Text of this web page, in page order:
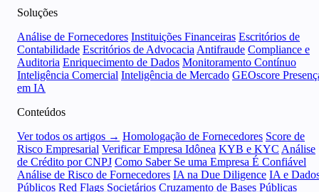
Soluções
Análise de Fornecedores Instituições Financeiras Escritórios de
Contabilidade Escritórios de Advocacia Antifraude Compliance e
Auditoria Enriquecimento de Dados Monitoramento Contínuo
Inteligência Comercial Inteligência de Mercado GEOscore
em IA
Conteúdos
Ver todos os artigos → Homologação de Fornecedores Score de
Risco Empresarial Verificar Empresa Idônea KYB e KYC Análise
de Crédito por CNPJ Como Saber Se uma Empresa É Confiável
Análise de Risco de Fornecedores IA na Due Diligence IA e
Públicos Red Flags Societários Cruzamento de Bases Públicas